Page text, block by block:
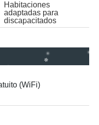
Habitaciones
adaptadas para
discapacitados
(WiFi)